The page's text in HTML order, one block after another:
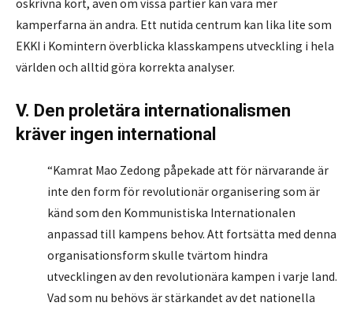
oskrivna kort, även om vissa partier kan vara mer
kamperfarna än andra. Ett nutida centrum kan lika lite som
EKKI i Komintern överblicka klasskampens utveckling i hela
världen och alltid göra korrekta analyser.
V. Den proletära internationalismen
kräver ingen international
“Kamrat Mao Zedong påpekade att för närvarande är
inte den form för revolutionär organisering som är
känd som den Kommunistiska Internationalen
anpassad till kampens behov. Att fortsätta med denna
organisationsform skulle tvärtom hindra
utvecklingen av den revolutionära kampen i varje land.
Vad som nu behövs är stärkandet av det nationella